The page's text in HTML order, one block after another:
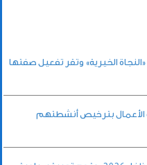
«النجاة الخيرية» وتقر تفعيل صفتها
الأعمال بترخيص أنشطتهم